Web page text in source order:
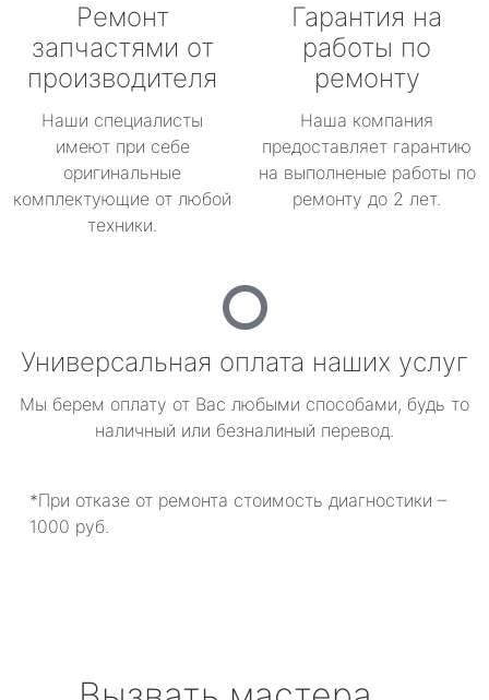
Ремонт
запчастями от
производителя
Наши специалисты
имеют при себе
оригинальные
комплектующие от любой
техники.
Гарантия на
работы по
ремонту
Наша компания
предоставляет гарантию
на выполненые работы по
ремонту до 2 лет.
Универсальная оплата наших услуг
Мы берем оплату от Вас любыми способами, будь то
наличный или безналиный перевод.
*При отказе от ремонта стоимость диагностики –
1000 руб.